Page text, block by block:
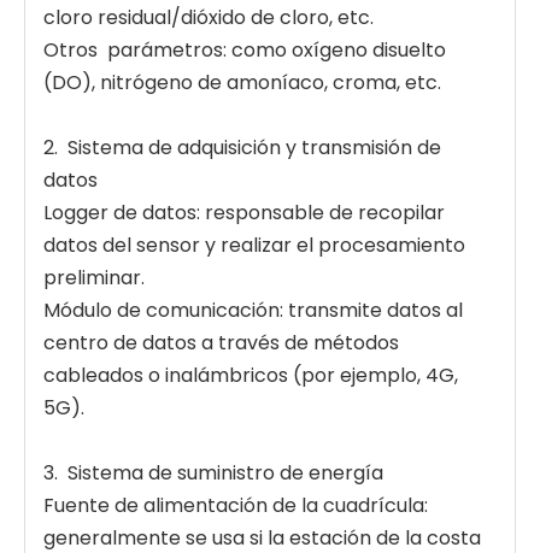
cloro residual/dióxido de cloro, etc.
Otros parámetros: como oxígeno disuelto
(DO), nitrógeno de amoníaco, croma, etc.
2. Sistema de adquisición y transmisión de
datos
Logger de datos: responsable de recopilar
datos del sensor y realizar el procesamiento
preliminar.
Módulo de comunicación: transmite datos al
centro de datos a través de métodos
cableados o inalámbricos (por ejemplo, 4G,
5G).
3. Sistema de suministro de energía
Fuente de alimentación de la cuadrícula:
generalmente se usa si la estación de la costa